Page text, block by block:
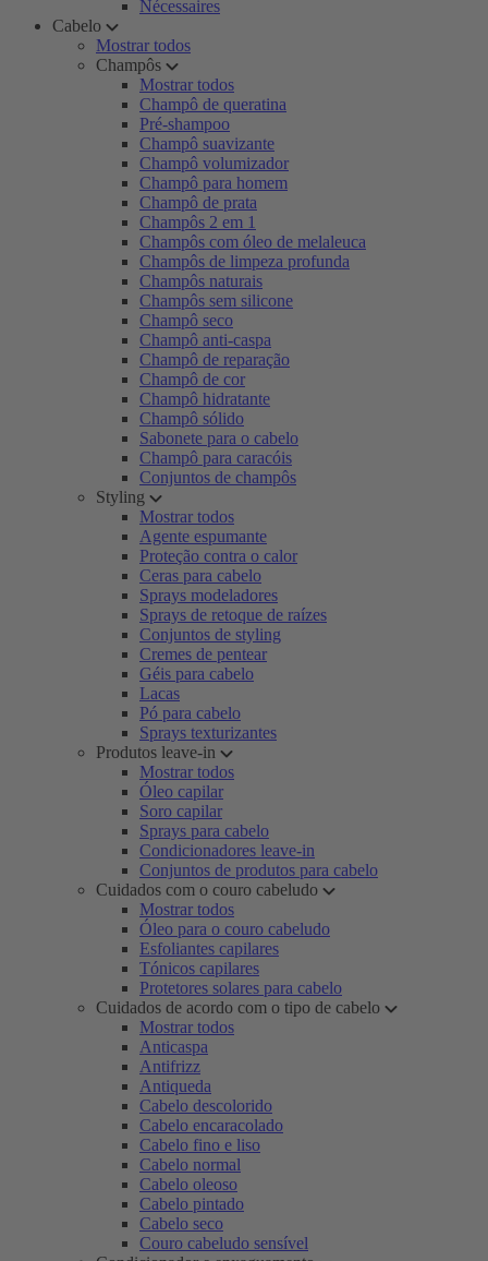
Nécessaires
Cabelo
Mostrar todos
Champôs
Mostrar todos
Champô de queratina
Pré-shampoo
Champô suavizante
Champô volumizador
Champô para homem
Champô de prata
Champôs 2 em 1
Champôs com óleo de melaleuca
Champôs de limpeza profunda
Champôs naturais
Champôs sem silicone
Champô seco
Champô anti-caspa
Champô de reparação
Champô de cor
Champô hidratante
Champô sólido
Sabonete para o cabelo
Champô para caracóis
Conjuntos de champôs
Styling
Mostrar todos
Agente espumante
Proteção contra o calor
Ceras para cabelo
Sprays modeladores
Sprays de retoque de raízes
Conjuntos de styling
Cremes de pentear
Géis para cabelo
Lacas
Pó para cabelo
Sprays texturizantes
Produtos leave-in
Mostrar todos
Óleo capilar
Soro capilar
Sprays para cabelo
Condicionadores leave-in
Conjuntos de produtos para cabelo
Cuidados com o couro cabeludo
Mostrar todos
Óleo para o couro cabeludo
Esfoliantes capilares
Tónicos capilares
Protetores solares para cabelo
Cuidados de acordo com o tipo de cabelo
Mostrar todos
Anticaspa
Antifrizz
Antiqueda
Cabelo descolorido
Cabelo encaracolado
Cabelo fino e liso
Cabelo normal
Cabelo oleoso
Cabelo pintado
Cabelo seco
Couro cabeludo sensível